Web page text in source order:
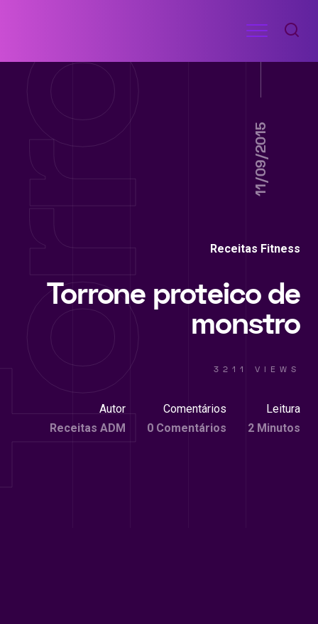
conteúdo
RECEITAS
ACADEMIA
Menu
11/09/2015
Receitas Fitness
Torrone proteico de
monstro
3211 VIEWS
Autor
Receitas ADM
Comentários
0 Comentários
Leitura
2 Minutos